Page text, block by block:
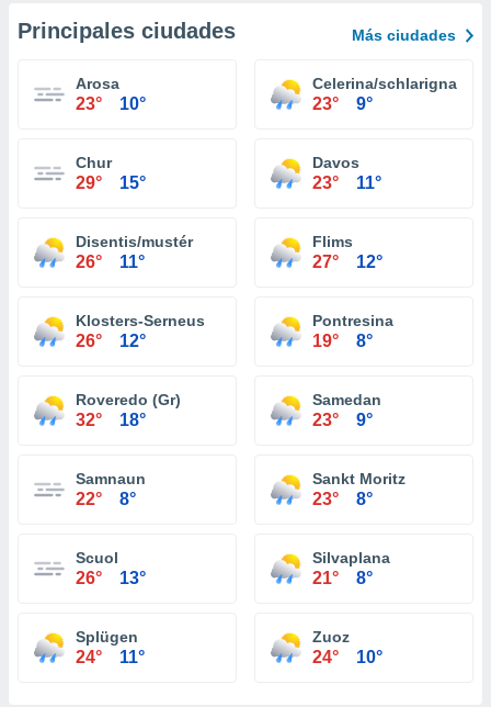
Principales ciudades Más ciudades
Arosa
23° 10°
Celerina/schlarigna
23° 9°
Chur
29° 15°
Davos
23° 11°
Disentis/mustér
26° 11°
Flims
27° 12°
Klosters-Serneus
26° 12°
Pontresina
19° 8°
Roveredo (Gr)
32° 18°
Samedan
23° 9°
Samnaun
22° 8°
Sankt Moritz
23° 8°
Scuol
26° 13°
Silvaplana
21° 8°
Splügen
24° 11°
Zuoz
24° 10°